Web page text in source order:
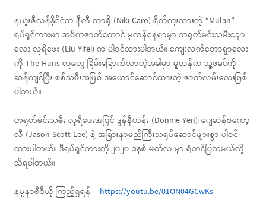
နယူးဇီလန်နိုင်ငံက နီကီ ကာရို (Niki Caro) ရိုက်ကူးထားတဲ့ “Mulan”
ရုပ်ရှင်ကားမှာ အဓိကဇာတ်ကောင် မူလန်နေရာမှာ တရုတ်မင်းသမီးချော
လေး လုရီဖေး (Liu Yifei) က ပါဝင်ထားပါတယ်။ ကျေးလက်တောရွာလေး
ကို The Huns လူတွေ ခြိမ်းခြောက်လာတဲ့အခါမှာ မူလန်က သူ့ဖခင်ကို
ဆန့်ကျင်ပြီး စစ်သမီးအဖြစ် အယောင်ဆောင်ထားတဲ့ ဇာတ်လမ်းလေးဖြစ်
ပါတယ်။
တရုတ်မင်းသမီး လုရီဖေးအပြင် ဒွန်နီယန်း (Donnie Yen)၊ ဂျေဆန်စကော့
လီ (Jason Scott Lee) နဲ့ အခြားနာမည်ကြီးသရုပ်ဆောင်များစွာ ပါဝင်
ထားပါတယ်။ ဒီရုပ်ရှင်ကားကို ၂၀၂၀ ခုနှစ် မတ်လ မှာ ရုံတင်ပြသမယ်လို့
သိရပါတယ်။
နမူနာဗီဒီယို ကြည့်ရှုရန် – https://youtu.be/01ON04GCwKs